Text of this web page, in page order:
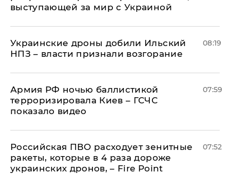
выступающей за мир с Украиной
Украинские дроны добили Ильский
НПЗ – власти признали возгорание
08:19
Армия РФ ночью баллистикой
терроризировала Киев – ГСЧС
показало видео
07:59
Российская ПВО расходует зенитные
ракеты, которые в 4 раза дороже
украинских дронов, – Fire Point
07:52